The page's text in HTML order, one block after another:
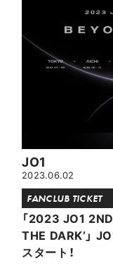
JO1
2023.06.02
FANCLUB TICKET
「2023 JO1
THE DARK’」
スタート！